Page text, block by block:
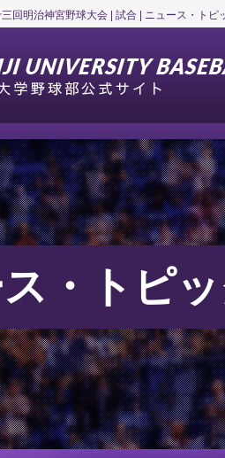
回明治神宮野球大会 | 試合 | ニュース・トピ
・トピ